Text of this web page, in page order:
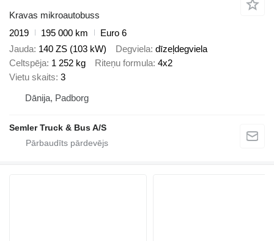
Kravas mikroautobuss
2019
195 000 km
Euro 6
Jauda 140 ZS (103 kW) Degviela dīzeļdegviela
Celtspēja 1 252 kg Riteņu formula 4x2
Vietu skaits 3
Dānija, Padborg
Semler Truck & Bus A/S